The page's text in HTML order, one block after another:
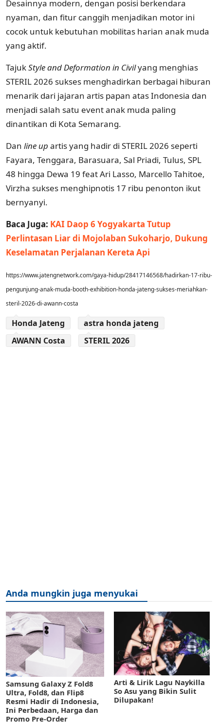
Desainnya modern, dengan posisi berkendara
nyaman, dan fitur canggih menjadikan motor ini
cocok untuk kebutuhan mobilitas harian anak muda
yang aktif.
TajukStyle and Deformation in Civilyang menghias
STERIL 2026 sukses menghadirkan berbagai hiburan
menarik dari jajaran artis papan atas Indonesia dan
menjadi salah satu event anak muda paling
dinantikan di Kota Semarang.
Dan line up artis yang hadir di STERIL 2026 seperti
Fayara, Tenggara, Barasuara, Sal Priadi, Tulus, SPL
48 hingga Dewa 19 feat Ari Lasso, Marcello Tahitoe,
Virzha sukses menghipnotis 17 ribu penonton ikut
bernyanyi.
Baca Juga: KAI Daop 6 Yogyakarta Tutup
Perlintasan Liar di Mojolaban Sukoharjo, Dukung
Keselamatan Perjalanan Kereta Api
https://www.jatengnetwork.com/gaya-hidup/28417146568/hadirkan-17-ribu-
pengunjung-anak-muda-booth-exhibition-honda-jateng-sukses-meriahkan-
steril-2026-di-awann-costa
Honda Jateng
astra honda jateng
AWANN Costa
STERIL 2026
Anda mungkin juga menyukai
Samsung Galaxy Z Fold8
Ultra, Fold8, dan Flip8
Resmi Hadir di Indonesia,
Ini Perbedaan, Harga dan
Promo Pre-Order
Arti & Lirik Lagu Naykilla
So Asu yang Bikin Sulit
Dilupakan!